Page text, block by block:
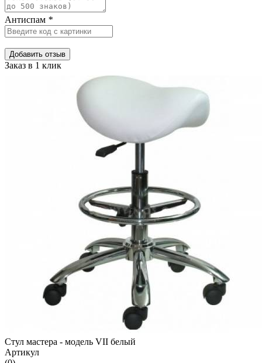
Антиспам *
Добавить отзыв
Заказ в 1 клик
Стул мастера - модель VII белый
Артикул